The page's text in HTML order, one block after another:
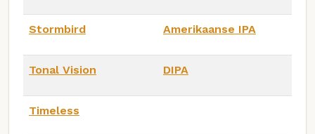
Stormbird Amerikaanse IPA
Tonal Vision DIPA
Timeless